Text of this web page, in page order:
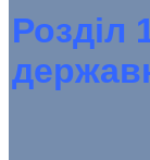
Розділ